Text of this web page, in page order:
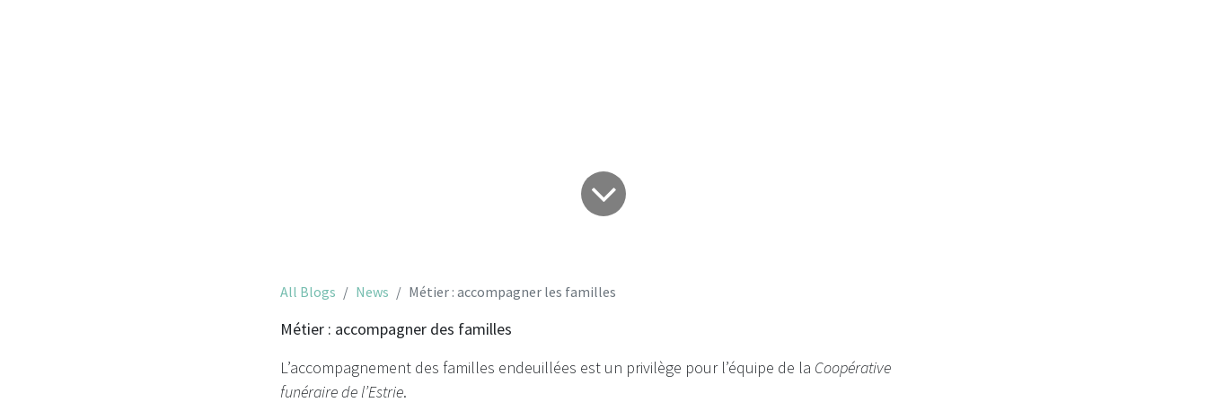
All Blogs News Métier : accompagner les familles
Métier : accompagner des familles
L’accompagnement des familles endeuillées est un privilège pour l’équipe de la Coopérative
funéraire de l’Estrie.